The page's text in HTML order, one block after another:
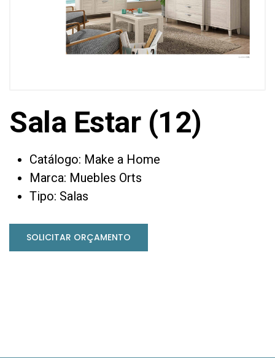
Sala Estar (12)
Catálogo: Make a Home
Marca: Muebles Orts
Tipo: Salas
SOLICITAR ORÇAMENTO